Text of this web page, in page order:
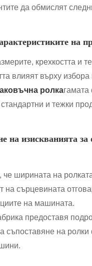
да обмислят
на
крехкостта и
влияят върху избора
ролкагамата
и тежки
на изискванията за
че ширината на
на сърцевината
на машината.
предоставя
съпоставяне на ролки